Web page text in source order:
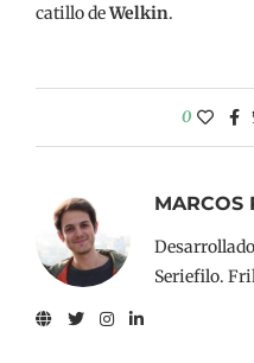
catillo deWelkin.
0
MARCOS
Seriefilo.